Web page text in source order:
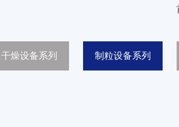
干燥设备系列 制粒设备系列